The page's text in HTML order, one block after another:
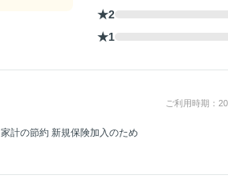
★2
★1
ご利用時期：
家計の節約 新規保険加入のため